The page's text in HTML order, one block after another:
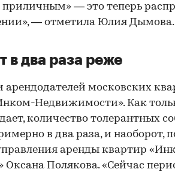
приличным» — это теперь
— отметила Юлия Дымова.
в два раза реже
арендодателей московских
Недвижимости». Как
количество толерантных
в два раза, и наоборот,
аренды квартир
Полякова. «Сейчас